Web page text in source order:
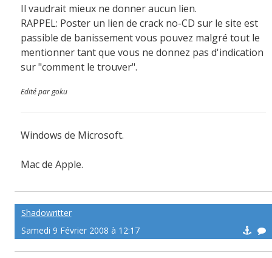
Il vaudrait mieux ne donner aucun lien.
RAPPEL: Poster un lien de crack no-CD sur le site est
passible de banissement vous pouvez malgré tout le
mentionner tant que vous ne donnez pas d'indication
sur "comment le trouver".
Edité par goku
Windows de Microsoft.
Mac de Apple.
Linux du monde entier.
Shadowritter
Samedi 9 Février 2008 à 12:17